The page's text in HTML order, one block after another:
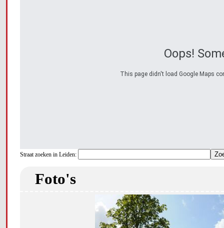
Oops!
This page didn't load Google Maps
Straat zoeken in Leiden:
Foto's